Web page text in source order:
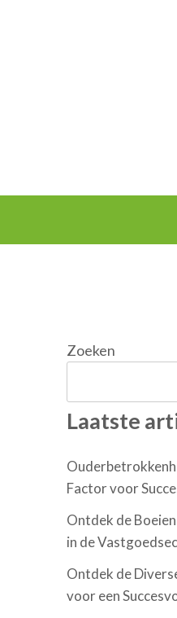
Zoeken
Laatste
Factor voor
Ontdek de
in de
Ontdek de
voor een